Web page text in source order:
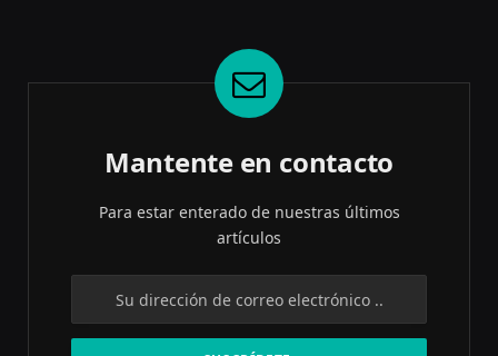
Mantente en contacto
Para estar enterado de nuestras últimos
artículos